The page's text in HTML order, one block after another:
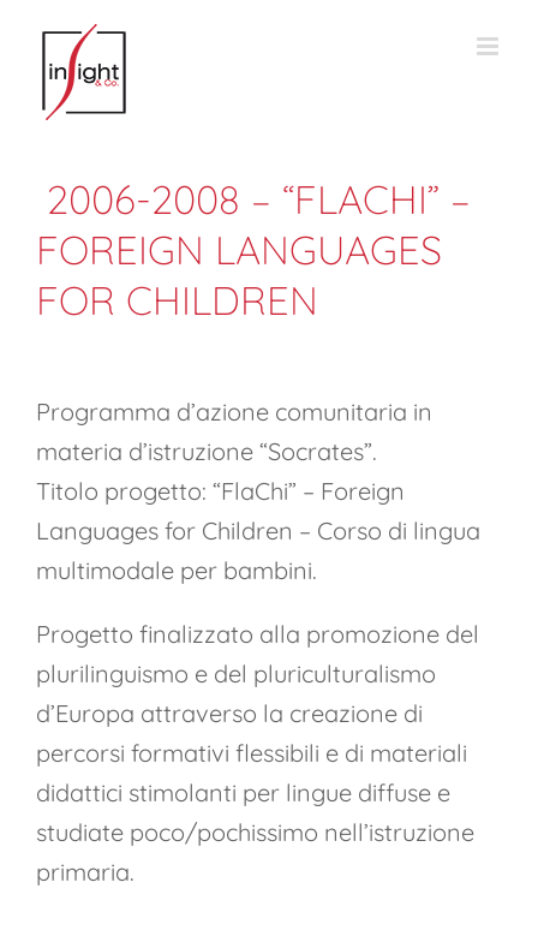
contenuto
2006-2008 – “FLACHI” –
FOREIGN LANGUAGES
FOR CHILDREN
Programma d’azione comunitaria in
materia d’istruzione “Socrates”.
Titolo progetto: “FlaChi” – Foreign
Languages for Children – Corso di lingua
multimodale per bambini.
Progetto finalizzato alla promozione del
plurilinguismo e del pluriculturalismo
d’Europa attraverso la creazione di
percorsi formativi flessibili e di materiali
didattici stimolanti per lingue diffuse e
studiate poco/pochissimo nell’istruzione
primaria.